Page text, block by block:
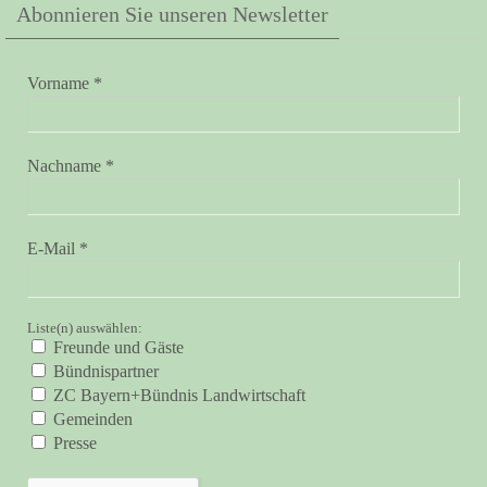
Abonnieren Sie unseren Newsletter
Vorname *
Nachname *
E-Mail *
Liste(n) auswählen:
Freunde und Gäste
Bündnispartner
ZC Bayern+Bündnis Landwirtschaft
Gemeinden
Presse